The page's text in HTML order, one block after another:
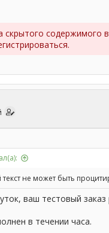
скрытого содержимого
не может быть
ваш тестовый
в течении часа.